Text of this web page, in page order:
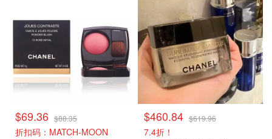
$69.36 $88.35
折扣码：MATCH-MOON
$460.84 $619.96
7.4折！